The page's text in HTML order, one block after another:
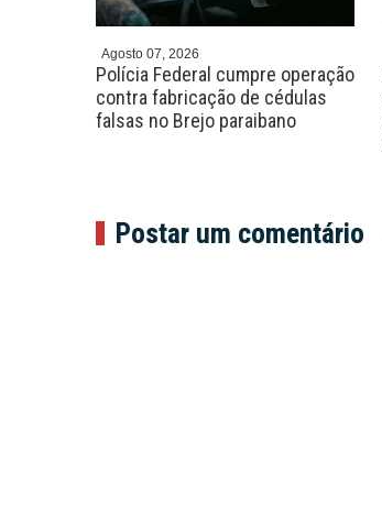
Agosto 07, 2026
Polícia Federal cumpre operação
contra fabricação de cédulas
falsas no Brejo paraibano
Postar um comentário